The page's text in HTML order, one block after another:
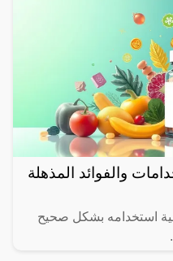
والفوائد المذهلة
استخدامه بشكل صحيح